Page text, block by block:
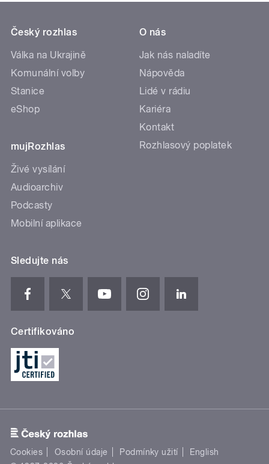
Český rozhlas
Válka na Ukrajině
Komunální volby
Stanice
eShop
mujRozhlas
Živé vysílání
Audioarchiv
Podcasty
Mobilní aplikace
O nás
Jak nás naladíte
Nápověda
Lidé v rádiu
Kariéra
Kontakt
Rozhlasový poplatek
Sledujte nás
Certifikováno
Cookies Osobní údaje Podmínky užití
English